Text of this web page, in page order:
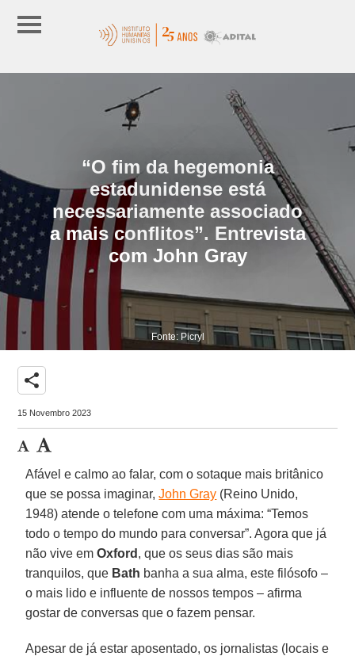
“O fim da hegemonia
estadunidense está
necessariamente associado
a mais conflitos”. Entrevista
com John Gray
Fonte: Picryl
share
15 Novembro 2023
Afável e calmo ao falar, com o sotaque mais britânico
que se possa imaginar,John Gray (Reino Unido,
1948) atende o telefone com uma máxima: “Temos
todo o tempo do mundo para conversar”. Agora que já
não vive emOxford , que os seus dias são mais
tranquilos, que Bath banha a sua alma, este filósofo –
o mais lido e influente de nossos tempos – afirma
gostar de conversas que o fazem pensar.
Apesar de já estar aposentado, os jornalistas (locais e